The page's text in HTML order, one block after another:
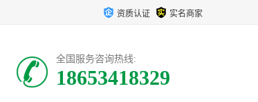
资质认证 实名商家
全国服务咨询热线:
18653418329